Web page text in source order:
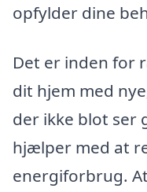
opfylder dine
Det er inden for
dit hjem med
der ikke blot ser
hjælper med at
energiforbrug.